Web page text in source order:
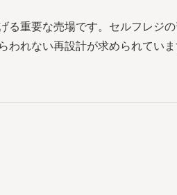
る重要な売場です。セルフレジ
われない再設計が求められてい